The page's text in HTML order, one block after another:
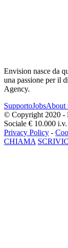
Envision nasce da
una passione per il
Agency.
SupportoJobsAbout
© Copyright 2020 -
Sociale € 10.000 i.v.
Privacy Policy -
CHIAMA